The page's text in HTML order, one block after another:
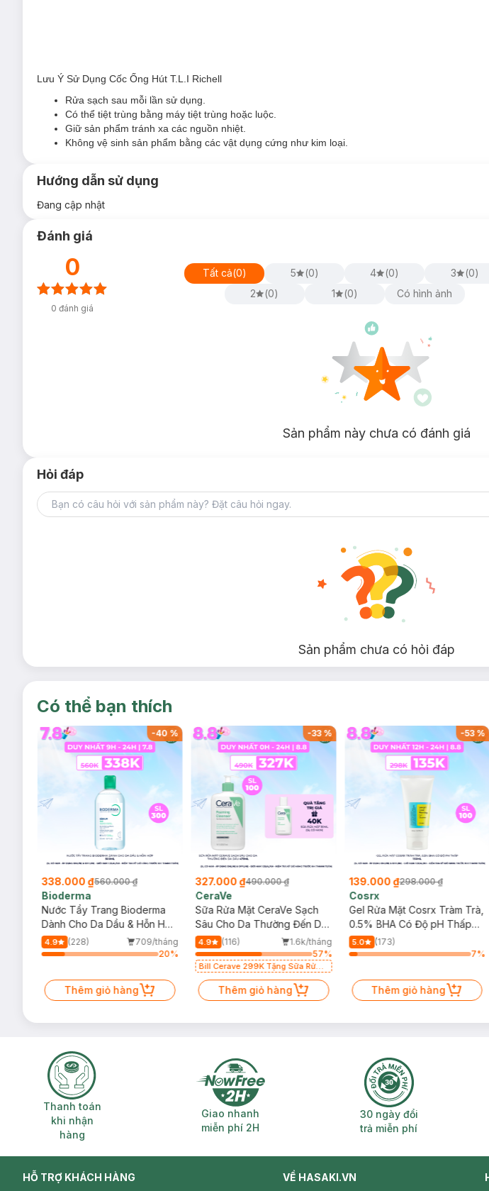
Lưu Ý Sử Dụng Cốc Ống Hút T.L.I Richell
Rửa sạch sau mỗi lần sử dụng.
Có thể tiệt trùng bằng máy tiệt trùng hoặc luộc.
Giữ sản phẩm tránh xa các nguồn nhiệt.
Không vệ sinh sản phẩm bằng các vật dụng cứng như kim loại.
Hướng dẫn sử dụng
Đang cập nhật
Đánh giá
0
0 đánh giá
Tất cả(0) 5 (0) 4 (0) 3 (0)
2
(0) 1 (0) Có hình ảnh
Sản phẩm này chưa có đánh giá
Hỏi đáp
Sản phẩm chưa có hỏi đáp
Có thể bạn thích
-40 %
338.000 ₫560.000 ₫
Bioderma
Nước Tẩy Trang Bioderma
Dành Cho Da Dầu & Hỗn Hợp
500ml
4.9 (228)
709/tháng
20%
Thêm giỏ hàng
-33%
327.000 ₫490.000 ₫
CeraVe
Sữa Rửa Mặt CeraVe Sạch
Sâu Cho Da Thường Đến Da
Dầu 473ml
4.9 (116)
1.6k/tháng
57%
Bill Cerave 299K Tặng Sữa Rửa
Mặt Cerave 30ml (SL có hạn)
Thêm giỏ hàng
-53%
139.000 ₫298.000 ₫
Cosrx
Gel Rửa Mặt Cosrx Tràm Trà,
0.5% BHA Có Độ pH Thấp
150ml
5.0
(173)
7%
Thêm giỏ hàng
Thanh toán khi nhận hàng
Thanh toán
khi nhận
hàng
Giao nhanh miễn phí 2H
Giao nhanh
miễn phí 2H
30 ngày đổi trả
30 ngày đổi
trả miễn phí
HỖ TRỢ KHÁCH HÀNG VỀ HASAKI.VN